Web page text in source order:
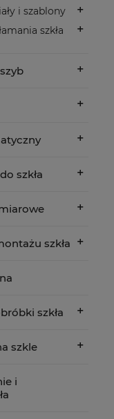
i szablony
szkła
szkła
szkła
szkła
szkle
i